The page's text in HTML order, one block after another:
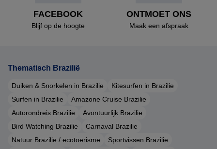
FACEBOOK
Blijf op de hoogte
ONTMOET ONS
Maak een afspraak
Thematisch Brazilië
Duiken & Snorkelen in Brazilie
Kitesurfen in Brazilie
Surfen in Brazilie
Amazone Cruise Brazilie
Autorondreis Brazilie
Avontuurlijk Brazilie
Bird Watching Brazilie
Carnaval Brazilie
Natuur Brazilie / ecotoerisme
Sportvissen Brazilie